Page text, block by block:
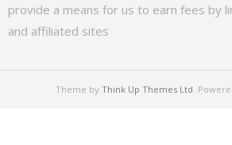
provide a means for us to earn fees by
and affiliated sites
Theme by Think Up Themes Ltd .